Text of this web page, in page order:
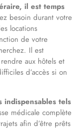
il est temps
besoin durant votre
locations
de votre
Il est
aux hôtels et
d’accès si on
indispensables tels
médicale complète
afin d’être prêts